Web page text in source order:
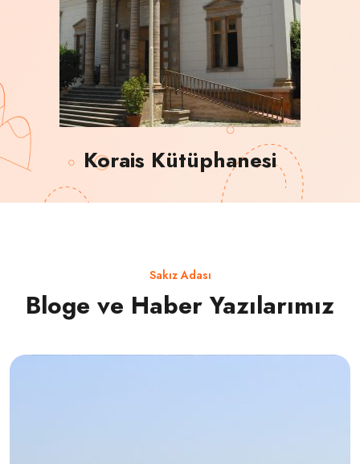
Korais Kütüphanesi
Sakız Adası
Bloge ve Haber Yazılarımız